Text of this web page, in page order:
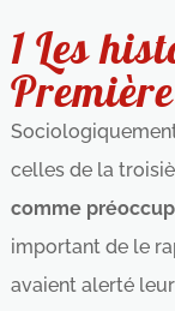
1 Les
celles de la
comme
important de le
avaient alerté